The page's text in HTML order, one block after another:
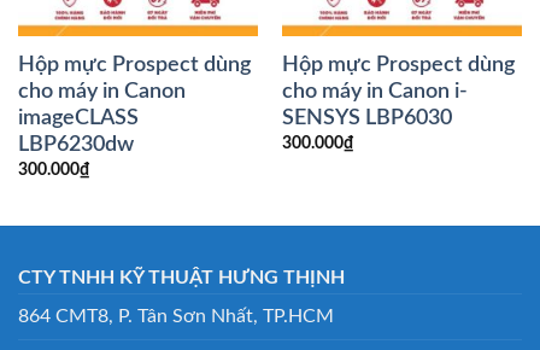
Hộp mực Prospect dùng
cho máy in Canon
imageCLASS
LBP6230dw
300.000₫
Hộp mực Prospect dùng
cho máy in Canon i-
SENSYS LBP6030
300.000₫
CTY TNHH KỸ THUẬT HƯNG THỊNH
864 CMT8, P. Tân Sơn Nhất, TP.HCM